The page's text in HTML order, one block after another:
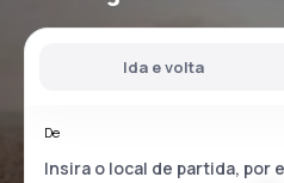
Ida e volta
De